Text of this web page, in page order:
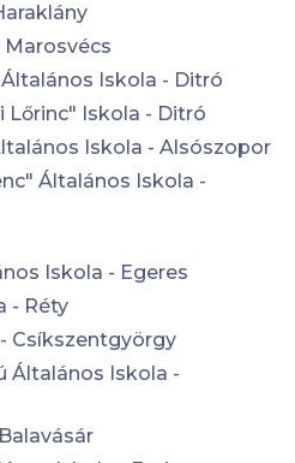
Marosvécs
Iskola - Ditró
Lőrinc" Iskola - Ditró
Iskola - Alsószopor
Általános Iskola -
Iskola - Egeres
- Réty
Csíkszentgyörgy
Általános Iskola -